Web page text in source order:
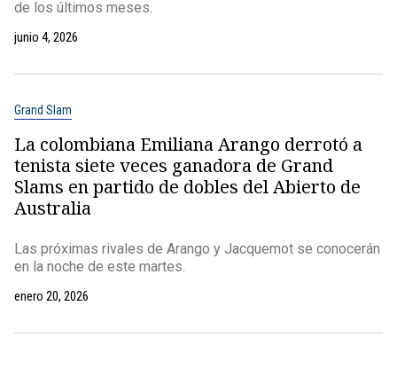
de los últimos meses.
junio 4, 2026
Grand Slam
La colombiana Emiliana Arango derrotó a
tenista siete veces ganadora de Grand
Slams en partido de dobles del Abierto de
Australia
Las próximas rivales de Arango y Jacquemot se conocerán
en la noche de este martes.
enero 20, 2026